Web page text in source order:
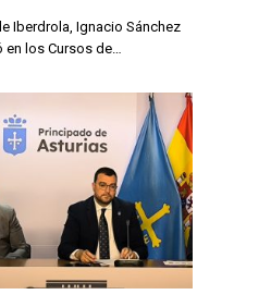
Iberdrola, Ignacio Sánchez
en los Cursos de…